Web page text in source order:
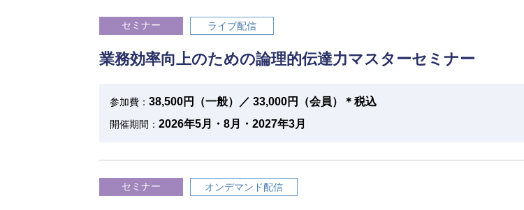
セミナー ライブ配信
業務効率向上のための論理的伝達力マスターセミナー
参加費： 38,500円（一般）／ 33,000円（会員）＊税込
開催期間： 2026年5月・8月・2027年3月
セミナー オンデマンド配信